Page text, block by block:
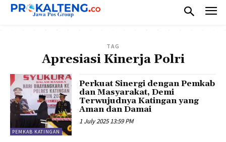
TAG
Apresiasi Kinerja Polri
PEMKAB KATINGAN
Perkuat Sinergi dengan Pemkab
dan Masyarakat, Demi
Terwujudnya Katingan yang
Aman dan Damai
1 July 2025 13:59 PM